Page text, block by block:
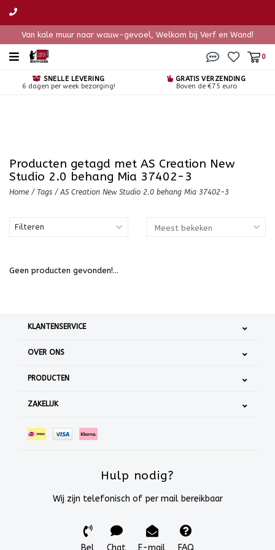
Van kale muur naar wauw-gevoel, Welkom bij Verf en Wand!
0
SNELLE LEVERING
6 dagen per week bezorging!
GRATIS VERZENDING
Boven de €75 euro
Producten getagd met AS Creation New
Studio 2.0 behang Mia 37402-3
Home / Tags / AS Creation New Studio 2.0 behang Mia 37402-3
Filteren
Geen producten gevonden!...
KLANTENSERVICE
OVER ONS
PRODUCTEN
ZAKELIJK
Hulp nodig?
Wij zijn telefonisch of per mail bereikbaar
Bel Chat E-mail FAQ